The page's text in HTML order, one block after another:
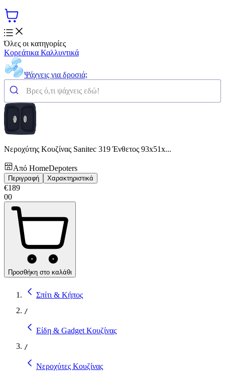
Όλες οι κατηγορίες
Κορεάτικα Καλλυντικά
Ψάχνεις για δροσιά;
Νεροχύτης Κουζίνας Sanitec 319 Ένθετος 93x51x...
Από HomeDepoters
Περιγραφή Χαρακτηριστικά
€189
00
Προσθήκη στο καλάθι
Σπίτι & Κήπος
/
Είδη & Gadget Κουζίνας
/
Νεροχύτες Κουζίνας